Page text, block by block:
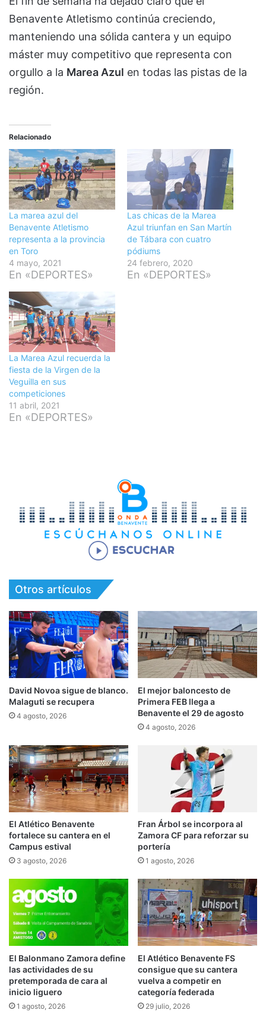
Benavente Atletismo continúa creciendo,
manteniendo una sólida cantera y un equipo
máster muy competitivo que representa con
orgullo a la Marea Azul en todas las pistas de la
región.
Relacionado
La marea azul del
Benavente Atletismo
representa a la provincia
en Toro
4 mayo, 2021
En «DEPORTES»
Las chicas de la Marea
Azul triunfan en San Martín
de Tábara con cuatro
pódiums
24 febrero, 2020
En «DEPORTES»
La Marea Azul recuerda la
fiesta de la Virgen de la
Veguilla en sus
competiciones
11 abril, 2021
En «DEPORTES»
Otros artículos
David Novoa sigue de blanco.
Malaguti se recupera
4 agosto, 2026
El mejor baloncesto de
Primera FEB llega a
Benavente el 29 de agosto
4 agosto, 2026
El Atlético Benavente
fortalece su cantera en el
Campus estival
3 agosto, 2026
Fran Árbol se incorpora al
Zamora CF para reforzar su
portería
1 agosto, 2026
El Balonmano Zamora define
las actividades de su
pretemporada de cara al
inicio liguero
1 agosto, 2026
El Atlético Benavente FS
consigue que su cantera
vuelva a competir en
categoría federada
29 julio, 2026